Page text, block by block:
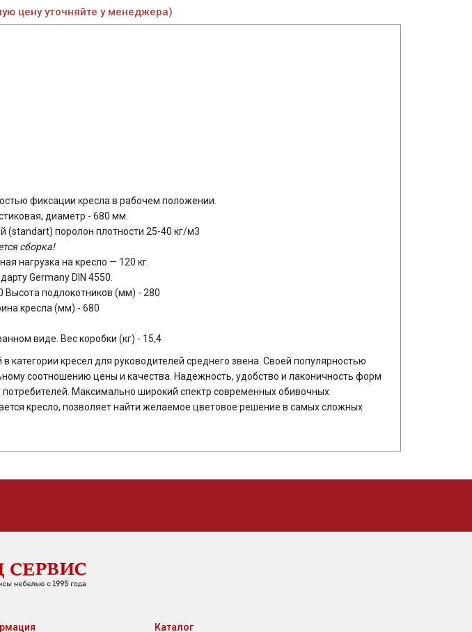
цену уточняйте у менеджера)
фиксации кресла в рабочем положении.
диаметр - 680 мм.
(standart) поролон плотности 25-40 кг/м3
сборка!
нагрузка на кресло — 120 кг.
Germany DIN 4550.
Высота подлокотников (мм) - 280
кресла (мм) - 680
виде. Вес коробки (кг) - 15,4
категории кресел для руководителей среднего звена. Своей популярностью
соотношению цены и качества. Надежность, удобство и лаконичность форм
Максимально широкий спектр современных обивочных
кресло, позволяет найти желаемое цветовое решение в самых сложных
Каталог